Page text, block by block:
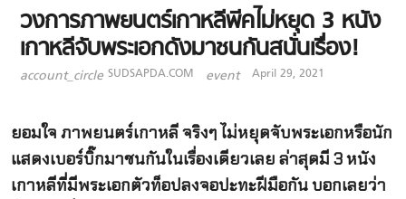
วงการภาพยนตร์เกาหลีพีคไม่หยุด 3 หนัง
เกาหลีจับพระเอกดังมาชนกันสนั่นเรื่อง!
account_circle SUDSAPDA.COM event April 29, 2021
ยอมใจ ภาพยนตร์เกาหลี จริงๆ ไม่หยุดจับพระเอกหรือนัก
แสดงเบอร์บิ๊กมาชนกันในเรื่องเดียวเลย ล่าสุดมี 3 หนัง
เกาหลีที่มีพระเอกตัวท็อปลงจอปะทะฝีมือกัน บอกเลยว่า